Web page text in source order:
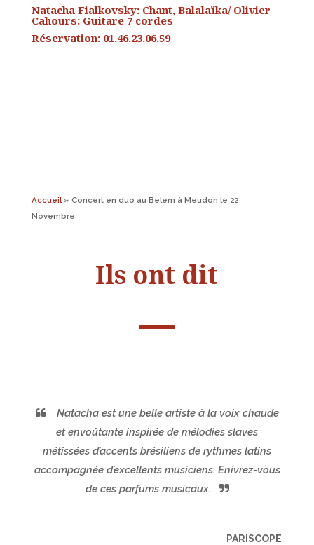
Natacha Fialkovsky: Chant, Balalaïka/ Olivier
Cahours: Guitare 7 cordes
Réservation: 01.46.23.06.59
Accueil» Concert en duo au Belem à Meudon le 22
Novembre
Ils ont dit
Natacha est une belle artiste à la voix chaude
et envoûtante inspirée de mélodies slaves
métissées d’accents brésiliens de rythmes latins
accompagnée d’excellents musiciens. Enivrez-vous
de ces parfums musicaux.
PARISCOPE